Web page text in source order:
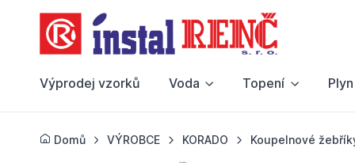
Výprodej vzorků Voda Topení Plyn
Domů VÝROBCE KORADO Koupelnové